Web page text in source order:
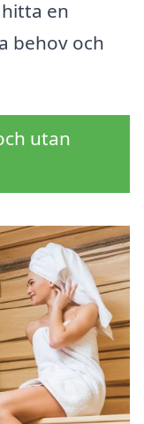
en
behov och
utan